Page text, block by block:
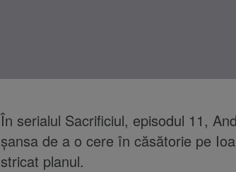
În serialul Sacrificiul, episodul 11,
șansa de a o cere în căsătorie pe
stricat planul.